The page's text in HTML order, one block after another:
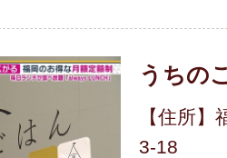
うちの
【住所
3-18